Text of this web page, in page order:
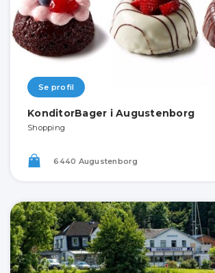
Se profil
KonditorBager i Augustenborg
Shopping
6440 Augustenborg